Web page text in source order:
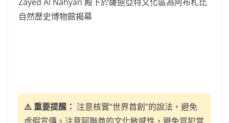
自然歷史博物館揭幕
⚠️ 重要提醒： 注意核實“世界首創”的說法，避免